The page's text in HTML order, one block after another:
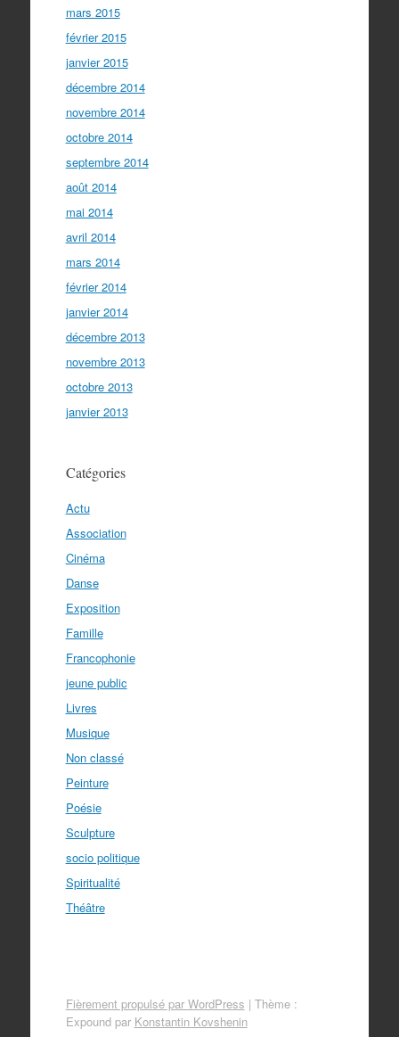
mars 2015
février 2015
janvier 2015
décembre 2014
novembre 2014
octobre 2014
septembre 2014
août 2014
mai 2014
avril 2014
mars 2014
février 2014
janvier 2014
décembre 2013
novembre 2013
octobre 2013
janvier 2013
Catégories
Actu
Association
Cinéma
Danse
Exposition
Famille
Francophonie
jeune public
Livres
Musique
Non classé
Peinture
Poésie
Sculpture
socio politique
Spiritualité
Théâtre
Fièrement propulsé par WordPress | Thème :
Expound par Konstantin Kovshenin